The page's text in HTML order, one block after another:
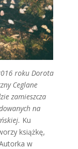
roku Dorota
Ceglane
zamieszcza
na
Ku
książkę,
w